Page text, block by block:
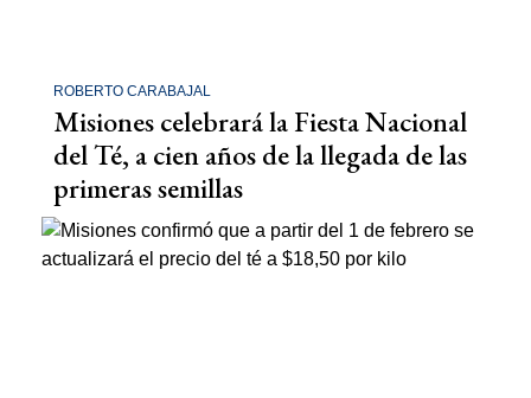
ROBERTO CARABAJAL
Misiones celebrará la Fiesta Nacional
del Té, a cien años de la llegada de las
primeras semillas